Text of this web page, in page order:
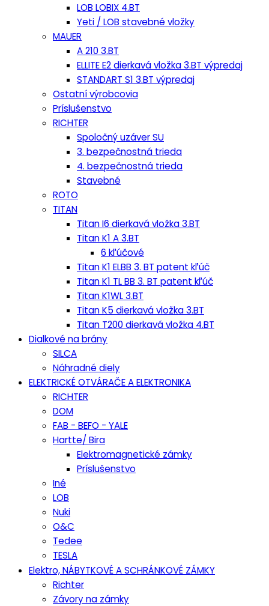
LOB LOBIX 4.BT
Yeti / LOB stavebné vložky
MAUER
A 210 3.BT
ELLITE E2 dierkavá vložka 3.BT výpredaj
STANDART S1 3.BT výpredaj
Ostatní výrobcovia
Príslušenstvo
RICHTER
Spoločný uzáver SU
3. bezpečnostná trieda
4. bezpečnostná trieda
Stavebné
ROTO
TITAN
Titan I6 dierkavá vložka 3.BT
Titan K1 A 3.BT
6 kľúčové
Titan K1 ELBB 3. BT patent kľúč
Titan K1 TL BB 3. BT patent kľúč
Titan K1WL 3.BT
Titan K5 dierkavá vložka 3.BT
Titan T200 dierkavá vložka 4.BT
Dialkové na brány
SILCA
Náhradné diely
ELEKTRICKÉ OTVÁRAČE A ELEKTRONIKA
RICHTER
DOM
FAB - BEFO - YALE
Hartte/ Bira
Elektromagnetické zámky
Príslušenstvo
Iné
LOB
Nuki
O&C
Tedee
TESLA
Elektro, NÁBYTKOVÉ A SCHRÁNKOVÉ ZÁMKY
Richter
Závory na zámky